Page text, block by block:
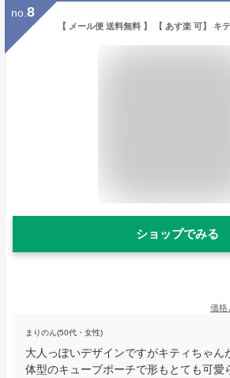
no. 8
ショップでみる
価格
まりのん(50代・女性)
大人っぽいデザインですがキティちゃん
体型のキューブポーチで形もとても可愛